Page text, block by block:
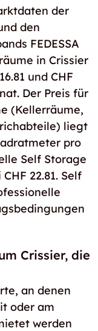
der
den
FEDESSA
in Crissier
und CHF
Der Preis für
(Kellerräume,
liegt
pro
Self Storage
22.81. Self
Crissier, die
an denen
oder am
werden